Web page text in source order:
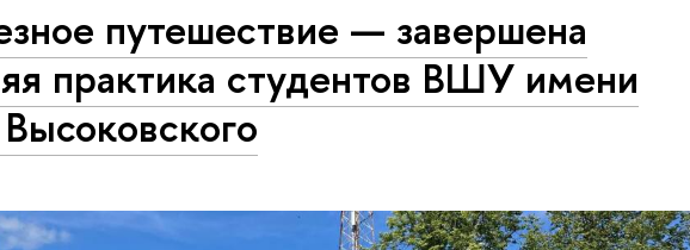
путешествие — завершена
практика студентов ВШУ имени